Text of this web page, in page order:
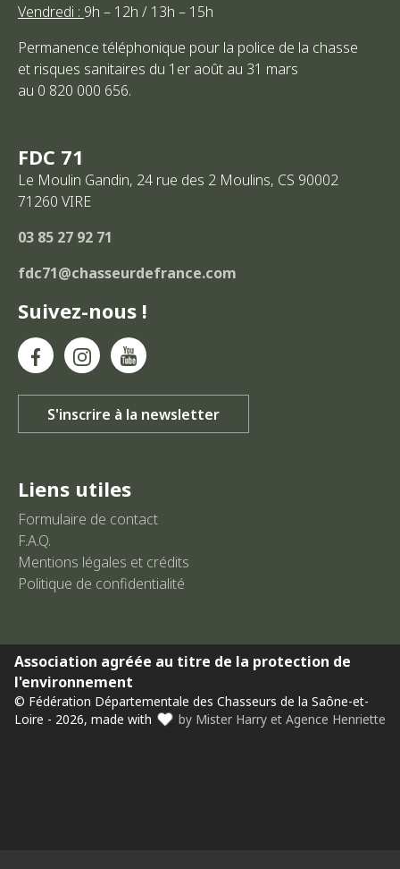
FDC 71
Le Moulin Gandin, 24 rue des 2 Moulins, CS 90002
71260 VIRE
03 85 27 92 71
fdc71@chasseurdefrance.com
Suivez-nous !
Vendredi : 9h – 12h / 13h – 15h
Permanence téléphonique pour la police de la chasse
et risques sanitaires du 1er août au 31 mars
au 0 820 000 656.
Liens utiles
Formulaire de contact
F.A.Q.
Mentions légales et crédits
Politique de confidentialité
Association agréée au titre de la protection de
l'environnement
© Fédération Départementale des Chasseurs de la Saône-et-
Loire - 2026, made with
by Mister Harry et Agence Henriette